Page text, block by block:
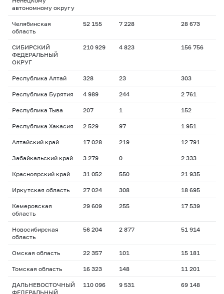
автономному округу
Челябинская
область
52 155 7 228 28 673
СИБИРСКИЙ
ФЕДЕРАЛЬНЫЙ
ОКРУГ
210 929 4 823 156 756
Республика Алтай 328 23 303
Республика Бурятия 4 989 244 2 761
Республика Тыва 207 1 152
Республика Хакасия 2 529 97 1 951
Алтайский край 17 028 219 12 791
Забайкальский край 3 279 0 2 333
Красноярский край 31 052 550 21 935
Иркутская область 27 024 308 18 695
Кемеровская
область
29 609 255 17 539
Новосибирская
область
56 204 2 877 51 914
Омская область 22 357 101 15 181
Томская область 16 323 148 11 201
ДАЛЬНЕВОСТОЧНЫЙ
ФЕДЕРАЛЬНЫЙ
110 096 9 531 69 148